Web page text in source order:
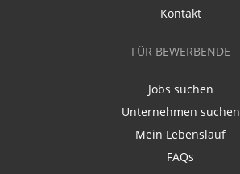
Kontakt
FÜR BEWERBENDE
Jobs suchen
Unternehmen suchen
Mein Lebenslauf
FAQs